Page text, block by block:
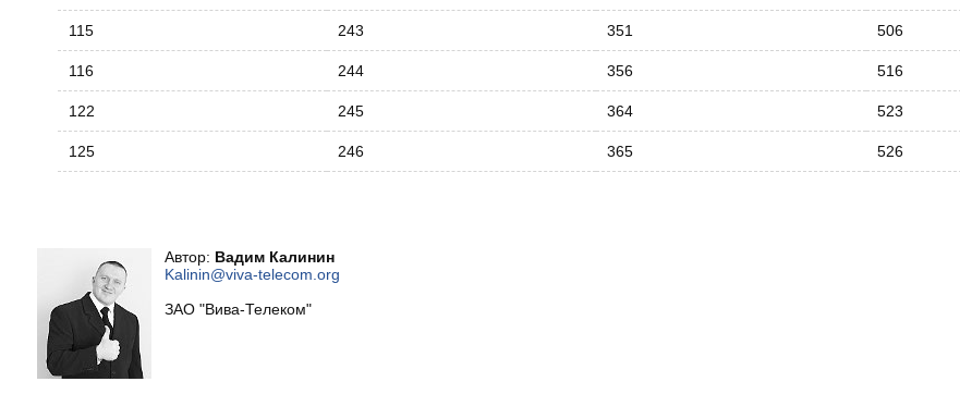
115 243 351 506
116 244 356 516
122 245 364 523
125 246 365 526
Автор: Вадим Калинин
Kalinin@viva-telecom.org
ЗАО "Вива-Телеком"